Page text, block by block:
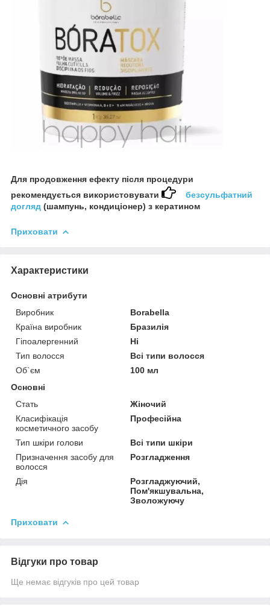
Для продовження ефекту після процедури
рекомендується використовувати
безсульфатний
догляд (шампунь, кондиціонер) з кератином
Приховати
Характеристики
Основні атрибути
Виробник
Borabella
Країна виробник
Бразилія
Гіпоалергенний
Ні
Тип волосся
Всі типи волосся
Об`єм
100 мл
Основні
Стать
Жіночий
Класифікація
косметичного засобу
Професійна
Тип шкіри голови
Всі типи шкіри
Призначення засобу для
волосся
Розгладження
Дія
Розгладжуючий,
Пом'якшувальна,
Зволожуючу
Приховати
Відгуки про товар
Ще немає відгуків про цей товар